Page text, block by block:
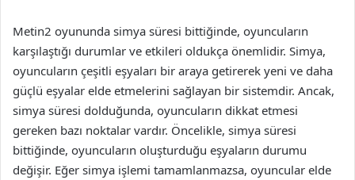
Metin2 oyununda simya süresi bittiğinde, oyuncuların
karşılaştığı durumlar ve etkileri oldukça önemlidir. Simya,
oyuncuların çeşitli eşyaları bir araya getirerek yeni ve daha
güçlü eşyalar elde etmelerini sağlayan bir sistemdir. Ancak,
simya süresi dolduğunda, oyuncuların dikkat etmesi
gereken bazı noktalar vardır. Öncelikle, simya süresi
bittiğinde, oyuncuların oluşturduğu eşyaların durumu
değişir. Eğer simya işlemi tamamlanmazsa, oyuncular elde